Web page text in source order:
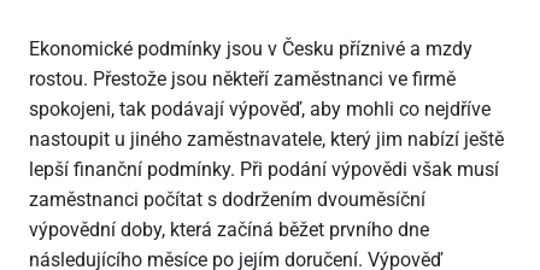
Ekonomické podmínky jsou v Česku příznivé a mzdy
rostou. Přestože jsou někteří zaměstnanci ve firmě
spokojeni, tak podávají výpověď, aby mohli co nejdříve
nastoupit u jiného zaměstnavatele, který jim nabízí ještě
lepší finanční podmínky. Při podání výpovědi však musí
zaměstnanci počítat s dodržením dvouměsíční
výpovědní doby, která začíná běžet prvního dne
následujícího měsíce po jejím doručení. Výpověď